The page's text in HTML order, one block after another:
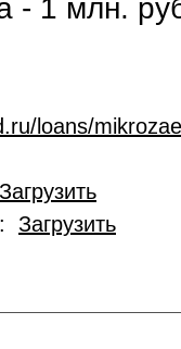
- 1 млн.
loans/
Загрузить
Загрузить